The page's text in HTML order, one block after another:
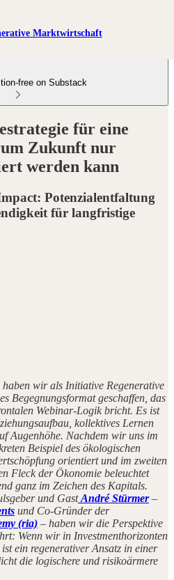
Marktwirtschaft
free on Substack
für eine
Zukunft nur
werden kann
Potenzialentfaltung
für langfristige
haben wir als Initiative Regenerative
Begegnungsformat geschaffen, das
Webinar-Logik bricht. Es ist
kollektives Lernen
Augenhöhe. Nachdem wir uns im
Beispiel des ökologischen
orientiert und im zweiten
Fleck der Ökonomie beleuchtet
ganz im Zeichen des Kapitals.
und Gast André Stürmer–
und Co-Gründer der
(ria) – haben wir die Perspektive
Wenn wir in Investmenthorizonten
ein regenerativer Ansatz in einer
die logischere und risikoärmere